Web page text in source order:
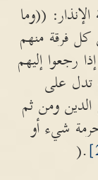
((وما
كل فرقة منهم
رجعوا إليهم
تدل على
ومن ثم
شيء أو
.(